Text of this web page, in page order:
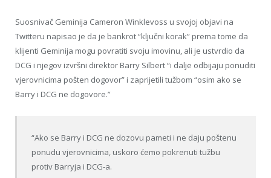
Suosnivač Geminija Cameron Winklevoss u svojoj objavi na
Twitteru napisao je da je bankrot “ključni korak” prema tome da
klijenti Geminija mogu povratiti svoju imovinu, ali je ustvrdio da
DCG i njegov izvršni direktor Barry Silbert “i dalje odbijaju ponuditi
vjerovnicima pošten dogovor” i zaprijetili tužbom “osim ako se
Barry i DCG ne dogovore.”
“Ako se Barry i DCG ne dozovu pameti i ne daju poštenu
ponudu vjerovnicima, uskoro ćemo pokrenuti tužbu
protiv Barryja i DCG-a.